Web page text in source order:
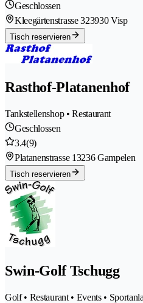
Geschlossen
Kleegärtenstrasse 323930 Visp
Tisch reservieren
Rasthof-Platanenhof
Tankstellenshop • Restaurant
Geschlossen
3.4(9)
Platanenstrasse 13236 Gampelen
Tisch reservieren
Swin-Golf Tschugg
Golf • Restaurant • Events •